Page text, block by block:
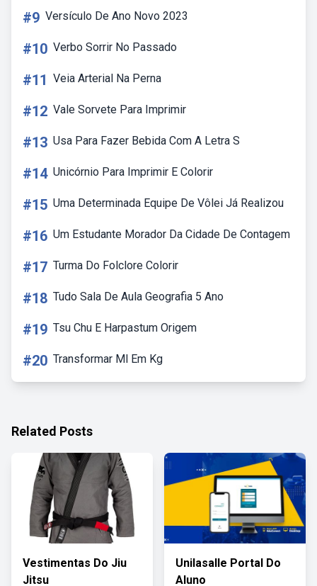
#9 Versículo De Ano Novo 2023
#10 Verbo Sorrir No Passado
#11 Veia Arterial Na Perna
#12 Vale Sorvete Para Imprimir
#13 Usa Para Fazer Bebida Com A Letra S
#14 Unicórnio Para Imprimir E Colorir
#15 Uma Determinada Equipe De Vôlei Já Realizou
#16 Um Estudante Morador Da Cidade De Contagem
#17 Turma Do Folclore Colorir
#18 Tudo Sala De Aula Geografia 5 Ano
#19 Tsu Chu E Harpastum Origem
#20 Transformar Ml Em Kg
Related Posts
Vestimentas Do Jiu
Jitsu
Unilasalle Portal Do
Aluno